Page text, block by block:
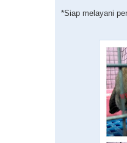
*Siap melayani